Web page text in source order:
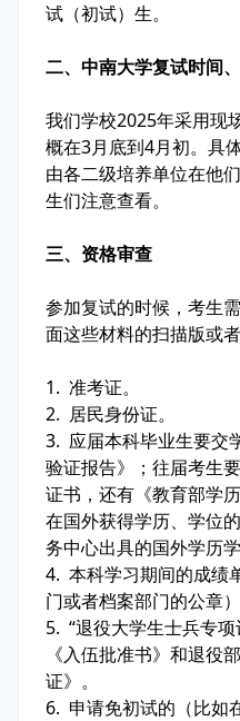
试（初试）生。
二、中南大学复试时间
我们学校2025年采用现
概在3月底到4月初。具
由各二级培养单位在他
生们注意查看。
三、资格审查
参加复试的时候，考生
面这些材料的扫描版或
1. 准考证。
2. 居民身份证。
3. 应届本科毕业生要交
验证报告》；往届考生
证书，还有《教育部学
在国外获得学历、学位
务中心出具的国外学历学
4. 本科学习期间的成绩
门或者档案部门的公章）
5. “退役大学生士兵专
《入伍批准书》和退役
证》。
6. 申请免初试的（比如